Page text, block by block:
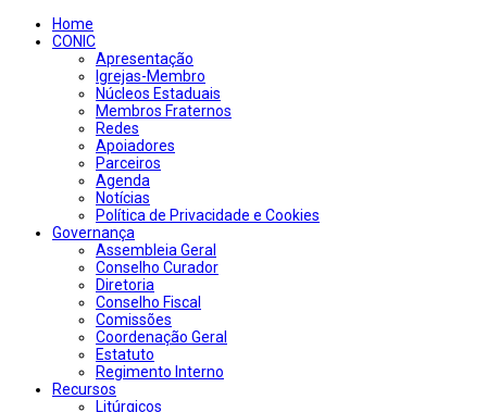
Home
CONIC
Apresentação
Igrejas-Membro
Núcleos Estaduais
Membros Fraternos
Redes
Apoiadores
Parceiros
Agenda
Notícias
Política de Privacidade e Cookies
Governança
Assembleia Geral
Conselho Curador
Diretoria
Conselho Fiscal
Comissões
Coordenação Geral
Estatuto
Regimento Interno
Recursos
Litúrgicos